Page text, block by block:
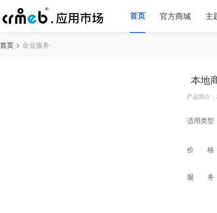
首页 官方商城 主
首页 企业服务
本地
产品简介
适用类型
价 格
服 务